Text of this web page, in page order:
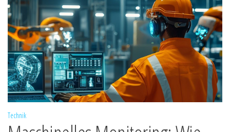
Technik